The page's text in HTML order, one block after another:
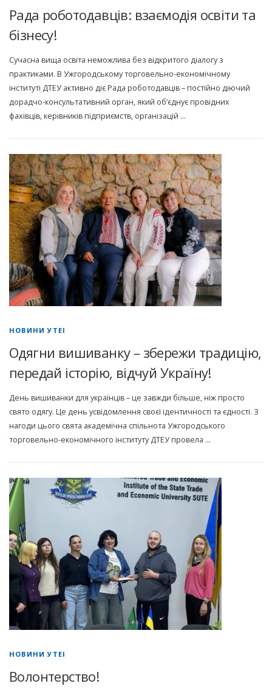
Рада роботодавців: взаємодія освіти та
бізнесу!
Сучасна вища освіта неможлива без відкритого діалогу з
практиками. В Ужгородському торговельно-економічному
інституті ДТЕУ активно діє Рада роботодавців – постійно діючий
дорадчо-консультативний орган, який об’єднує провідних
фахівців, керівників підприємств, організацій …
НОВИНИ УТЕІ
Одягни вишиванку – збережи традицію,
передай історію, відчуй Україну!
День вишиванки для українців – це завжди більше, ніж просто
свято одягу. Це день усвідомлення своєї ідентичності та єдності. З
нагоди цього свята академічна спільнота Ужгородського
торговельно-економічного інституту ДТЕУ провела …
НОВИНИ УТЕІ
Волонтерство!